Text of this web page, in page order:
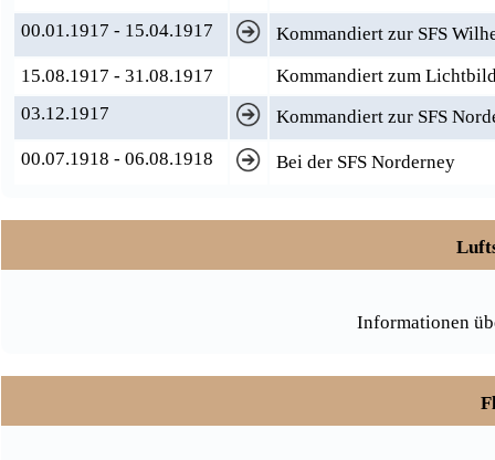
00.01.1917 - 15.04.1917
Kommandiert zur SFS
15.08.1917 - 31.08.1917
Kommandiert zum
03.12.1917
Kommandiert zur SFS
00.07.1918 - 06.08.1918
Bei der SFS Norderney
Informationen